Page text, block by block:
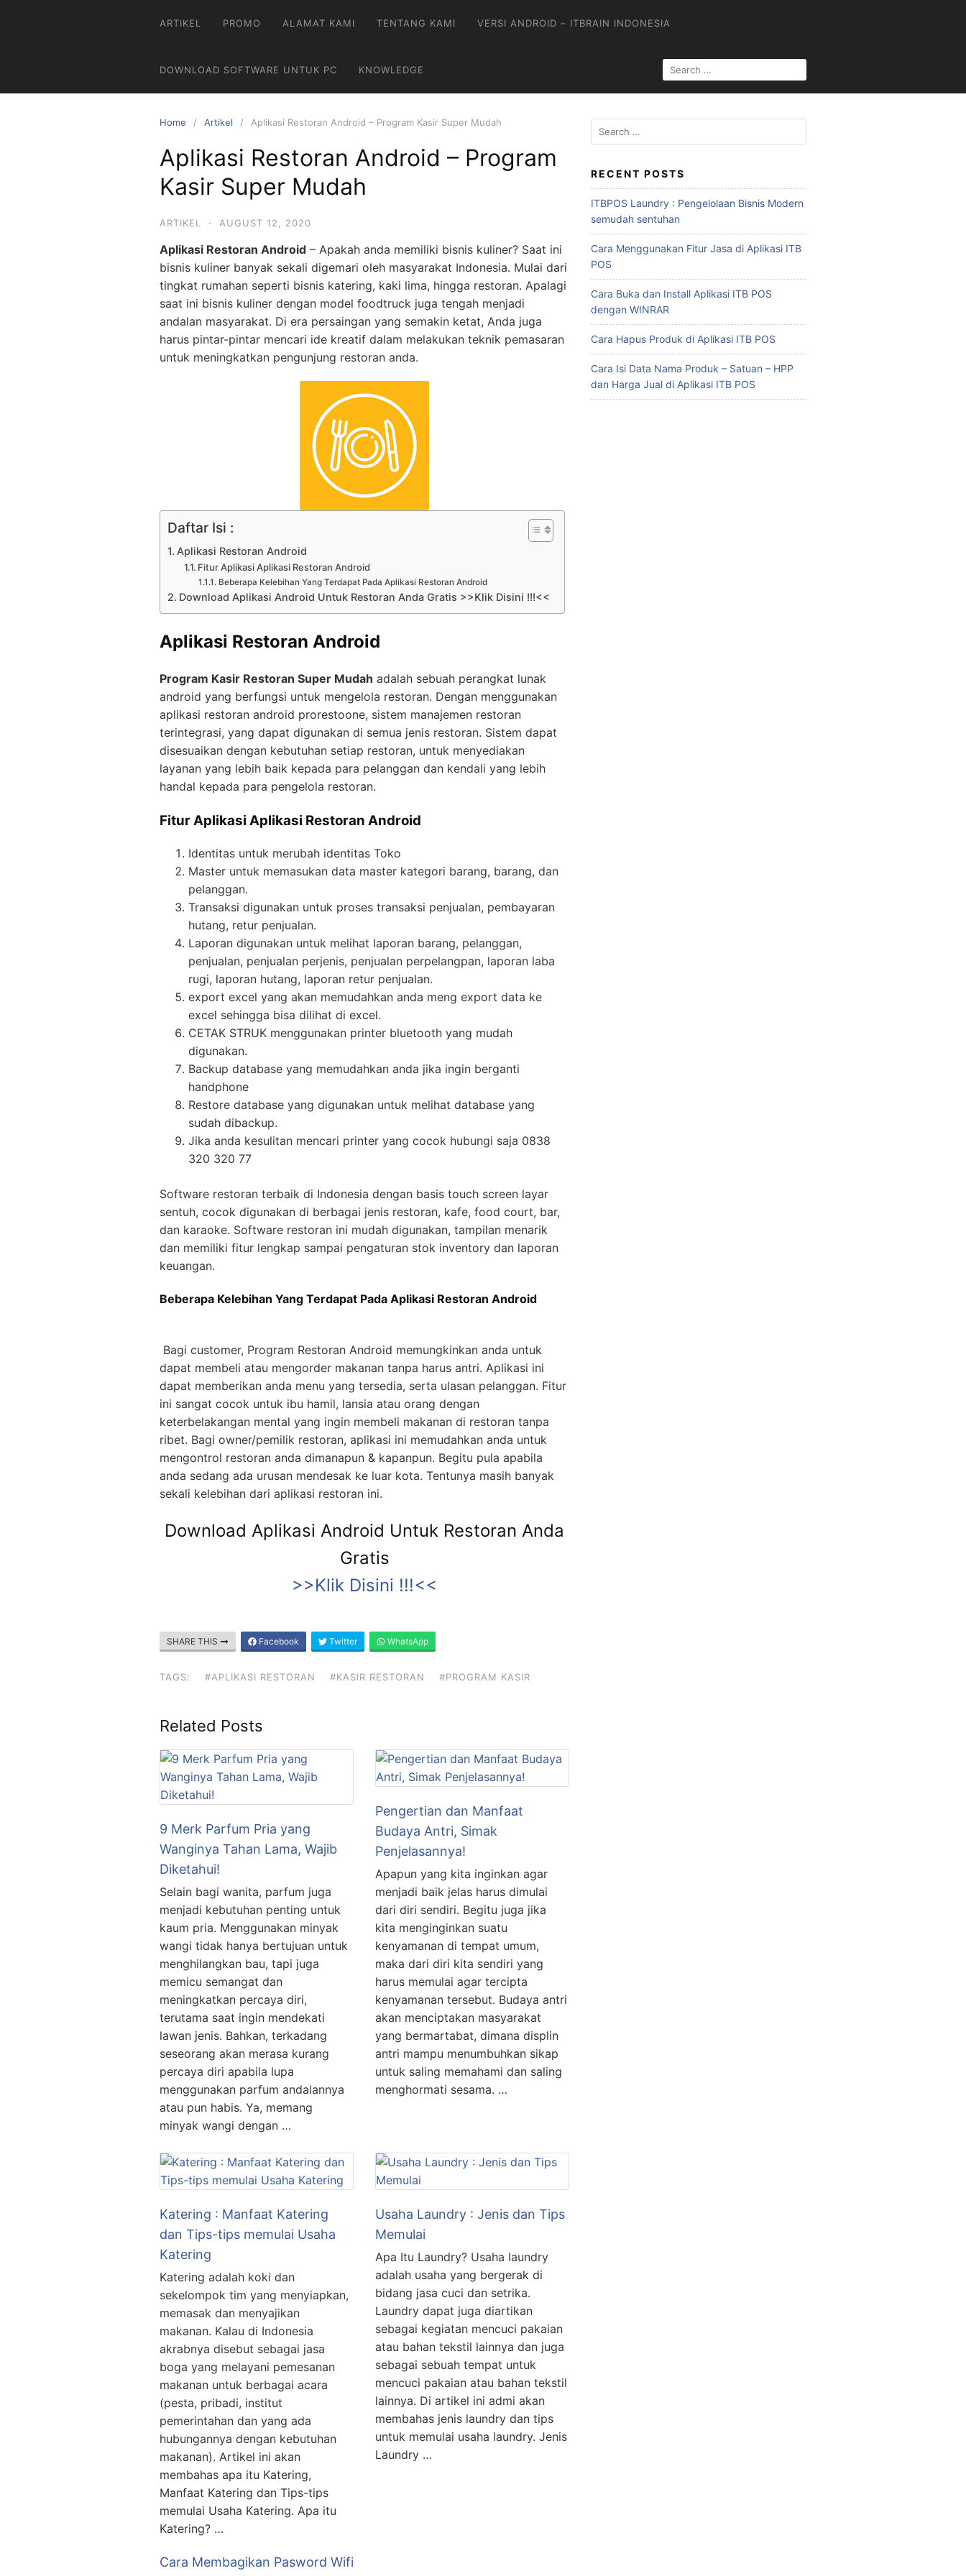
ARTIKEL PROMO ALAMAT KAMI TENTANG KAMI VERSI ANDROID – ITBRAIN INDONESIA
DOWNLOAD SOFTWARE UNTUK PC KNOWLEDGE
Home Artikel Aplikasi Restoran Android – Program Kasir Super Mudah
Aplikasi Restoran Android – Program
Kasir Super Mudah
ARTIKEL · AUGUST 12, 2020
Aplikasi Restoran Android – Apakah anda memiliki bisnis kuliner? Saat ini
bisnis kuliner banyak sekali digemari oleh masyarakat Indonesia. Mulai dari
tingkat rumahan seperti bisnis katering, kaki lima, hingga restoran. Apalagi
saat ini bisnis kuliner dengan model foodtruck juga tengah menjadi
andalan masyarakat. Di era persaingan yang semakin ketat, Anda juga
harus pintar-pintar mencari ide kreatif dalam melakukan teknik pemasaran
untuk meningkatkan pengunjung restoran anda.
Daftar Isi :
Aplikasi Restoran Android
Fitur Aplikasi Aplikasi Restoran Android
Beberapa Kelebihan Yang Terdapat Pada Aplikasi Restoran Android
Download Aplikasi Android Untuk Restoran Anda Gratis >>Klik Disini !!!<<
Aplikasi Restoran Android
Program Kasir Restoran Super Mudah adalah sebuah perangkat lunak
android yang berfungsi untuk mengelola restoran. Dengan menggunakan
aplikasi restoran android prorestoone, sistem manajemen restoran
terintegrasi, yang dapat digunakan di semua jenis restoran. Sistem dapat
disesuaikan dengan kebutuhan setiap restoran, untuk menyediakan
layanan yang lebih baik kepada para pelanggan dan kendali yang lebih
handal kepada para pengelola restoran.
Fitur Aplikasi Aplikasi Restoran Android
Identitas untuk merubah identitas Toko
Master untuk memasukan data master kategori barang, barang, dan
pelanggan.
Transaksi digunakan untuk proses transaksi penjualan, pembayaran
hutang, retur penjualan.
Laporan digunakan untuk melihat laporan barang, pelanggan,
penjualan, penjualan perjenis, penjualan perpelangpan, laporan laba
rugi, laporan hutang, laporan retur penjualan.
export excel yang akan memudahkan anda meng export data ke
excel sehingga bisa dilihat di excel.
CETAK STRUK menggunakan printer bluetooth yang mudah
digunakan.
Backup database yang memudahkan anda jika ingin berganti
handphone
Restore database yang digunakan untuk melihat database yang
sudah dibackup.
Jika anda kesulitan mencari printer yang cocok hubungi saja 0838
320 320 77
Software restoran terbaik di Indonesia dengan basis touch screen layar
sentuh, cocok digunakan di berbagai jenis restoran, kafe, food court, bar,
dan karaoke. Software restoran ini mudah digunakan, tampilan menarik
dan memiliki fitur lengkap sampai pengaturan stok inventory dan laporan
keuangan.
Beberapa Kelebihan Yang Terdapat Pada Aplikasi Restoran Android
Bagi customer, Program Restoran Android memungkinkan anda untuk
dapat membeli atau mengorder makanan tanpa harus antri. Aplikasi ini
dapat memberikan anda menu yang tersedia, serta ulasan pelanggan. Fitur
ini sangat cocok untuk ibu hamil, lansia atau orang dengan
keterbelakangan mental yang ingin membeli makanan di restoran tanpa
ribet. Bagi owner/pemilik restoran, aplikasi ini memudahkan anda untuk
mengontrol restoran anda dimanapun & kapanpun. Begitu pula apabila
anda sedang ada urusan mendesak ke luar kota. Tentunya masih banyak
sekali kelebihan dari aplikasi restoran ini.
Download Aplikasi Android Untuk Restoran Anda
Gratis
>>Klik Disini !!!<<
SHARE THIS Facebook Twitter WhatsApp
TAGS: #APLIKASI RESTORAN #KASIR RESTORAN #PROGRAM KASIR
Related Posts
9 Merk Parfum Pria yang
Wanginya Tahan Lama, Wajib
Diketahui!
Selain bagi wanita, parfum juga
menjadi kebutuhan penting untuk
kaum pria. Menggunakan minyak
wangi tidak hanya bertujuan untuk
menghilangkan bau, tapi juga
memicu semangat dan
meningkatkan percaya diri,
terutama saat ingin mendekati
lawan jenis. Bahkan, terkadang
seseorang akan merasa kurang
percaya diri apabila lupa
menggunakan parfum andalannya
atau pun habis. Ya, memang
minyak wangi dengan …
Pengertian dan Manfaat
Budaya Antri, Simak
Penjelasannya!
Apapun yang kita inginkan agar
menjadi baik jelas harus dimulai
dari diri sendiri. Begitu juga jika
kita menginginkan suatu
kenyamanan di tempat umum,
maka dari diri kita sendiri yang
harus memulai agar tercipta
kenyamanan tersebut. Budaya antri
akan menciptakan masyarakat
yang bermartabat, dimana displin
antri mampu menumbuhkan sikap
untuk saling memahami dan saling
menghormati sesama. …
Katering : Manfaat Katering
dan Tips-tips memulai Usaha
Katering
Katering adalah koki dan
sekelompok tim yang menyiapkan,
memasak dan menyajikan
makanan. Kalau di Indonesia
akrabnya disebut sebagai jasa
boga yang melayani pemesanan
makanan untuk berbagai acara
(pesta, pribadi, institut
pemerintahan dan yang ada
hubungannya dengan kebutuhan
makanan). Artikel ini akan
membahas apa itu Katering,
Manfaat Katering dan Tips-tips
memulai Usaha Katering. Apa itu
Katering? …
Usaha Laundry : Jenis dan Tips
Memulai
Apa Itu Laundry? Usaha laundry
adalah usaha yang bergerak di
bidang jasa cuci dan setrika.
Laundry dapat juga diartikan
sebagai kegiatan mencuci pakaian
atau bahan tekstil lainnya dan juga
sebagai sebuah tempat untuk
mencuci pakaian atau bahan tekstil
lainnya. Di artikel ini admi akan
membahas jenis laundry dan tips
untuk memulai usaha laundry. Jenis
Laundry …
Cara Membagikan Pasword Wifi
RECENT POSTS
ITBPOS Laundry : Pengelolaan Bisnis Modern
semudah sentuhan
Cara Menggunakan Fitur Jasa di Aplikasi ITB
POS
Cara Buka dan Install Aplikasi ITB POS
dengan WINRAR
Cara Hapus Produk di Aplikasi ITB POS
Cara Isi Data Nama Produk – Satuan – HPP
dan Harga Jual di Aplikasi ITB POS